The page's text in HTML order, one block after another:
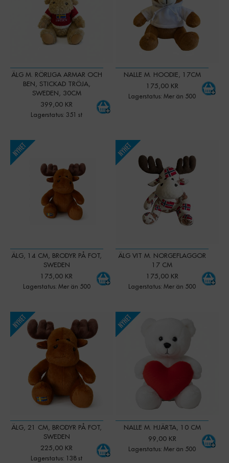
ÄLG M. RÖRLIGA ARMAR OCH
BEN, STICKAD TRÖJA,
SWEDEN, 30CM
399,00 KR
Lagerstatus: 351 st
NALLE M. HOODIE, 17CM
175,00 KR
Lagerstatus: Mer än 500
ÄLG, 14 CM, BRODYR PÅ FOT,
SWEDEN
175,00 KR
Lagerstatus: Mer än 500
Qty:
ÄLG VIT M. NORGEFLAGGOR
17 CM
175,00 KR
Lagerstatus: Mer än 500
Qty:
ÄLG, 21 CM, BRODYR PÅ FOT,
SWEDEN
225,00 KR
Lagerstatus: 138 st
Qty: -
NALLE M. HJÄRTA, 10 CM
99,00 KR
Lagerstatus: Mer än 500
Qty: